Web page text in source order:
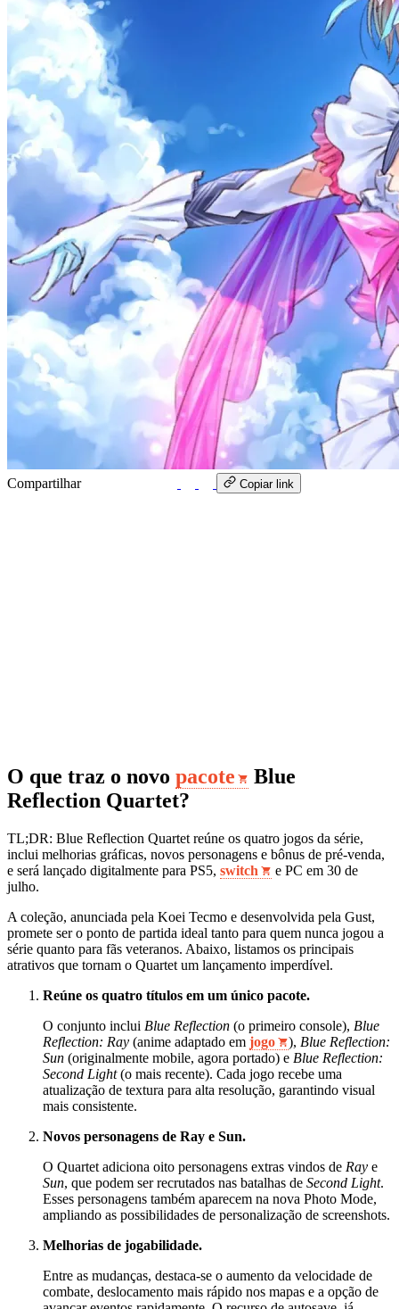
Compartilhar Copiar link
O que traz o novo pacote
Blue
Reflection Quartet?
TL;DR: Blue Reflection Quartet reúne os quatro jogos da série,
inclui melhorias gráficas, novos personagens e bônus de pré‑venda,
e será lançado digitalmente para PS5, switch
e PC em 30 de
julho.
A coleção, anunciada pela Koei Tecmo e desenvolvida pela Gust,
promete ser o ponto de partida ideal tanto para quem nunca jogou a
série quanto para fãs veteranos. Abaixo, listamos os principais
atrativos que tornam o Quartet um lançamento imperdível.
Reúne os quatro títulos em um único pacote.
O conjunto inclui Blue Reflection (o primeiro console), Blue
Reflection: Ray (anime adaptado em jogo ), Blue Reflection:
Sun (originalmente mobile, agora portado) e Blue Reflection:
Second Light(o mais recente). Cada jogo recebe uma
atualização de textura para alta resolução, garantindo visual
mais consistente.
Novos personagens de Ray e Sun.
O Quartet adiciona oito personagens extras vindos de Ray e
Sun, que podem ser recrutados nas batalhas de Second Light.
Esses personagens também aparecem na nova Photo Mode,
ampliando as possibilidades de personalização de screenshots.
Melhorias de jogabilidade.
Entre as mudanças, destaca‑se o aumento da velocidade de
combate, deslocamento mais rápido nos mapas e a opção de